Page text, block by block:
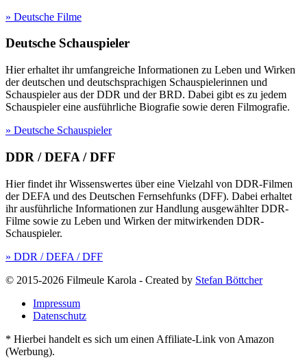
» Deutsche Filme
Deutsche Schauspieler
Hier erhaltet ihr umfangreiche Informationen zu Leben und Wirken
der deutschen und deutschsprachigen Schauspielerinnen und
Schauspieler aus der DDR und der BRD. Dabei gibt es zu jedem
Schauspieler eine ausführliche Biografie sowie deren Filmografie.
» Deutsche Schauspieler
DDR / DEFA / DFF
Hier findet ihr Wissenswertes über eine Vielzahl von DDR-Filmen
der DEFA und des Deutschen Fernsehfunks (DFF). Dabei erhaltet
ihr ausführliche Informationen zur Handlung ausgewählter DDR-
Filme sowie zu Leben und Wirken der mitwirkenden DDR-
Schauspieler.
» DDR / DEFA / DFF
© 2015-2026 Filmeule Karola - Created by Stefan Böttcher
Impressum
Datenschutz
* Hierbei handelt es sich um einen Affiliate-Link von Amazon
(Werbung).